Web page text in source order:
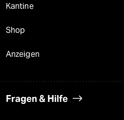
Kantine
Shop
Anzeigen
Fragen & Hilfe